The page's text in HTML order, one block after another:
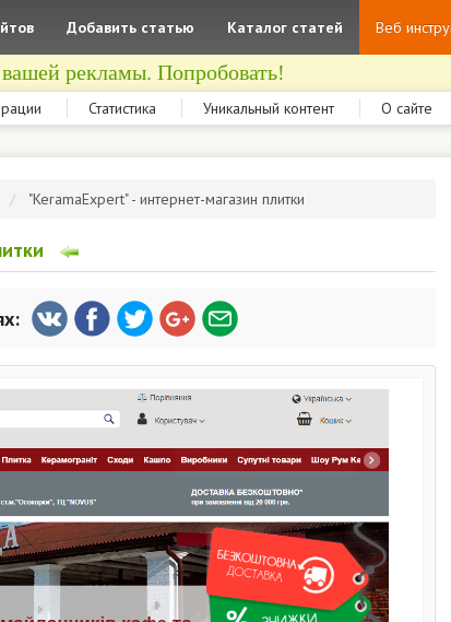
Добавить статью Каталог статей Веб
рекламы. Попробовать!
Статистика Уникальный контент О сайте
"KeramaExpert" - интернет-магазин плитки